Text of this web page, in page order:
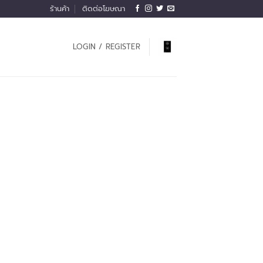
ร้านค้า ติดต่อโฆษณา
LOGIN / REGISTER